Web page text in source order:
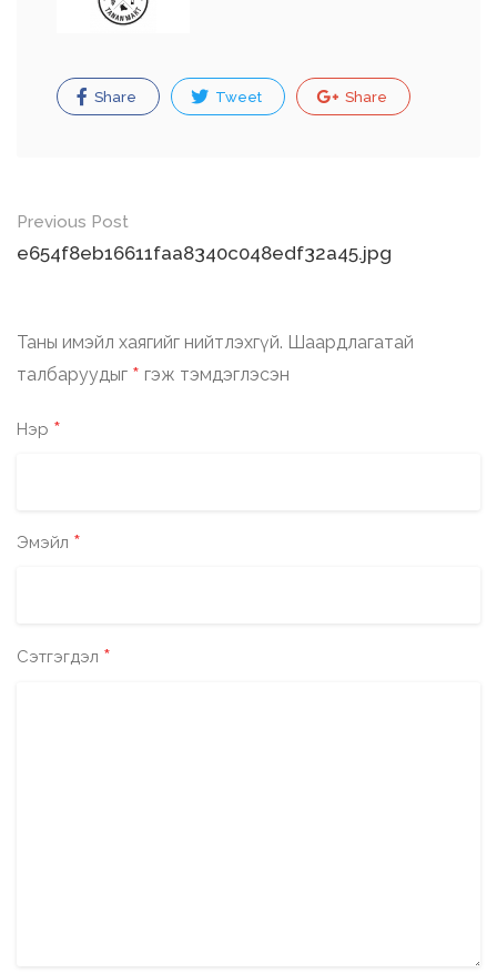
Share Tweet Share
Post
navigation
Previous Post
e654f8eb16611faa8340c048edf32a45.jpg
Таны имэйл хаягийг нийтлэхгүй. Шаардлагатай
талбаруудыг * гэж тэмдэглэсэн
Нэр *
Эмэйл *
Сэтгэгдэл *